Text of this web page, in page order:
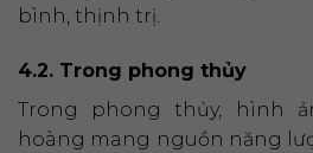
bình, thịnh trị.
4.2. Trong phong thủy
Trong phong thủy, hình
hoàng mang nguồn năng